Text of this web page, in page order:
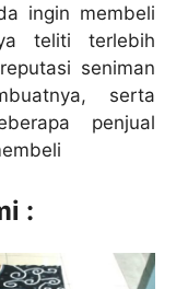
ingin membeli
teliti terlebih
seniman
serta
penjual
: